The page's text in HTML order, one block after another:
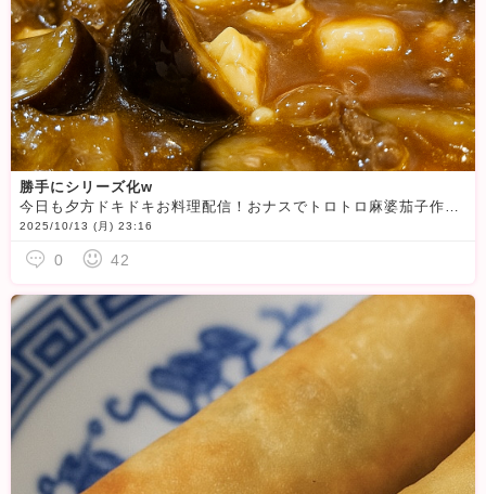
勝手にシリーズ化w
2025/10/13 (月) 23:16
0 42